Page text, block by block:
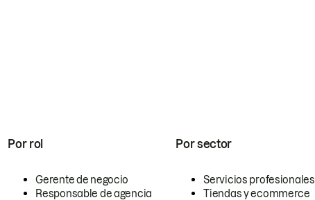
Por rol
Gerente de negocio
Responsable de agencia
Por sector
Servicios profesionales
Tiendas y ecommerce